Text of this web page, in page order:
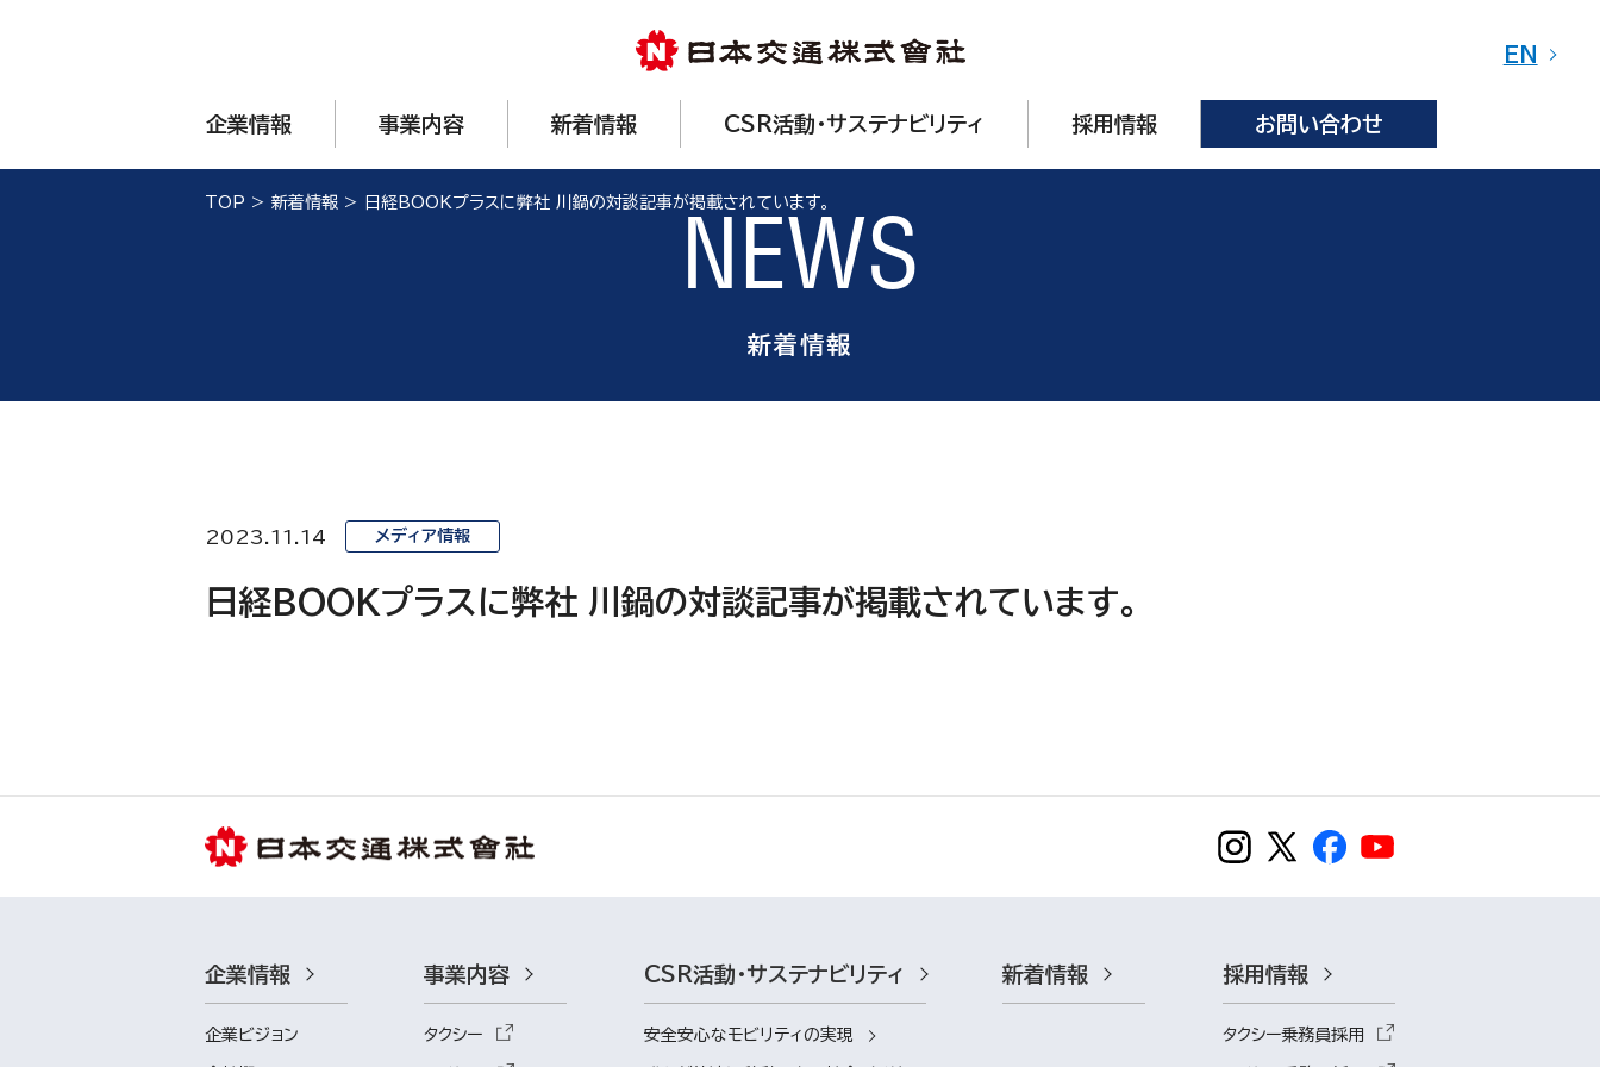
EN
企業情報 事業内容 新着情報 CSR活動・サステナビリティ 採用情報 お問い合わせ
TOP > 新着情報 > 日経BOOKプラスに弊社 川鍋の対談記事が掲載されています。
NEWS
新着情報
2023.11.14 メディア情報
日経BOOKプラスに弊社 川鍋の対談記事が掲載されています。
企業情報
企業ビジョン
事業内容
タクシー
CSR活動・サステナビリティ
安全安心なモビリティの実現
新着情報 採用情報
タクシー乗務員採用